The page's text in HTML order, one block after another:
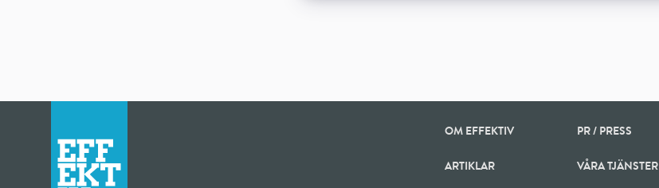
OM EFFEKTIV
ARTIKLAR
PR / PRESS
VÅRA TJÄNSTER